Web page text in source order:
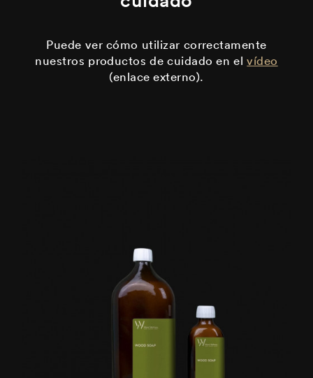
Puede ver cómo utilizar correctamente
nuestros productos de cuidado en elvídeo
(enlace externo).